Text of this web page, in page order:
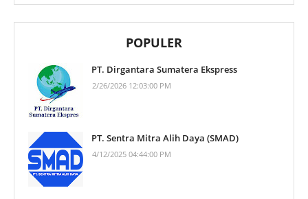
POPULER
PT. Dirgantara Sumatera Ekspress
2/26/2026 12:03:00 PM
PT. Sentra Mitra Alih Daya (SMAD)
4/12/2025 04:44:00 PM